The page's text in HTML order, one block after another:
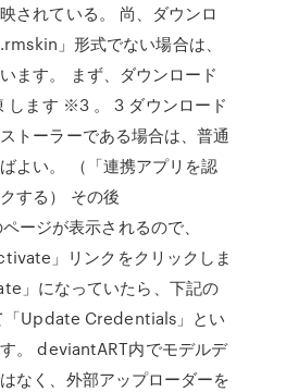
されている。 尚、ダウンロ
」形式でない場合は、
ます。 まず、ダウンロード
します ※3 。 3 ダウンロード
トーラーである場合は、普通
よい。 （「連携アプリを認
する） その後
ージが表示されるので、
」リンクをクリックしま
」になっていたら、下記の
「Update Credentials」とい
。 deviantART内でモデルデ
なく、外部アップローダーを